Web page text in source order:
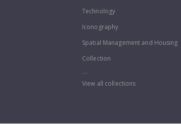
Technology
Iconography
Spatial Management and Housing
Collection
...
View all collections